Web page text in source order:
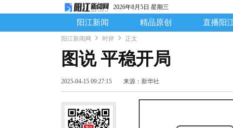
2026年8月5日 星期三
阳江新闻 精品原创 直播阳
阳江新闻网 时评 正文
图说 平稳开局
2025-04-15 09:27:15 来源：新华社